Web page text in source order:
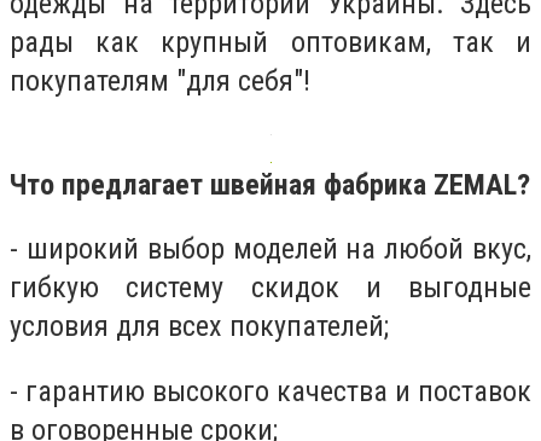
рады как крупный оптовикам, так и
покупателям "для себя"!
Что предлагает швейная фабрика ZEMAL?
- широкий выбор моделей на любой вкус,
гибкую систему скидок и выгодные
условия для всех покупателей;
- гарантию высокого качества и поставок
в оговоренные сроки;